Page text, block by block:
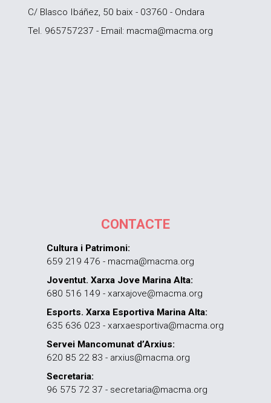
C/ Blasco Ibáñez, 50 baix - 03760 - Ondara
Tel. 965757237 - Email: macma@macma.org
CONTACTE
Cultura i Patrimoni:
659 219 476 - macma@macma.org
Joventut. Xarxa Jove Marina Alta:
680 516 149 - xarxajove@macma.org
Esports. Xarxa Esportiva Marina Alta:
635 636 023 - xarxaesportiva@macma.org
Servei Mancomunat d’Arxius:
620 85 22 83 - arxius@macma.org
Secretaria:
96 575 72 37 - secretaria@macma.org